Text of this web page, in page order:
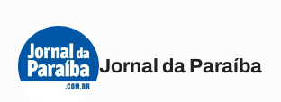
Jornal da Paraíba